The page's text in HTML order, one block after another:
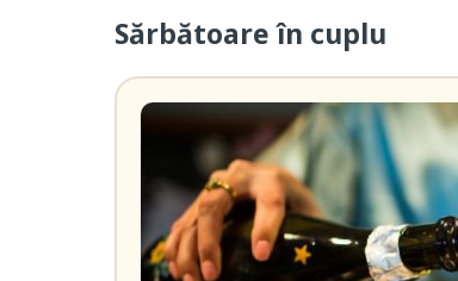
Sărbătoare în cuplu